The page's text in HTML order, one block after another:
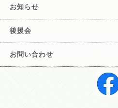
お知らせ
後援会
お問い合わせ